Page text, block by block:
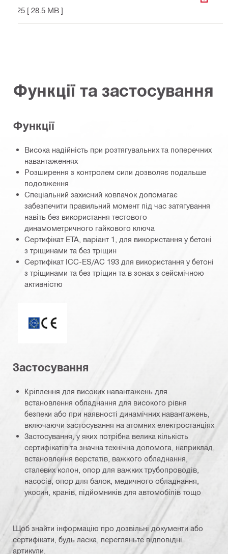
025 [ 28.5 MB ]
Функції та застосування
Функції
Висока надійність при розтягувальних та поперечних
навантаженнях
Розширення з контролем сили дозволяє подальше
подовження
Спеціальний захисний ковпачок допомагає
забезпечити правильний момент під час затягування
навіть без використання тестового
динамометричного гайкового ключа
Сертифікат ETA, варіант 1, для використання у бетоні
з тріщинами та без тріщин
Сертифікат ICC-ES/AC 193 для використання у бетоні
з тріщинами та без тріщин та в зонах з сейсмічною
активністю
Застосування
Кріплення для високих навантажень для
встановлення обладнання для високого рівня
безпеки або при наявності динамічних навантажень,
включаючи застосування на атомних електростанціях
Застосування, у яких потрібна велика кількість
сертифікатів та значна технічна допомога, наприклад,
встановлення верстатів, важкого обладнання,
сталевих колон, опор для важких трубопроводів,
насосів, опор для балок, медичного обладнання,
укосин, кранів, підйомників для автомобілів тощо
Щоб знайти інформацію про дозвільні документи або
сертифікати, будь ласка, перегляньте відповідні
артикули.